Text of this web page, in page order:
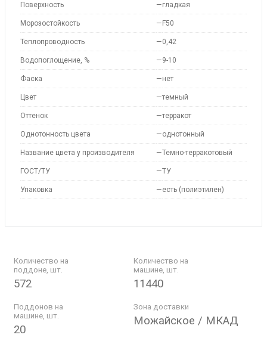
Поверхность —гладкая
Морозостойкость — F50
Теплопроводность —0,42
Водопоглощение, % —9-10
Фаска —нет
Цвет —темный
Оттенок —терракот
Однотонность цвета —однотонный
Название цвета у производителя —Темно-терракотовый
ГОСТ/ТУ —ТУ
Упаковка —есть (полиэтилен)
Количество на
поддоне, шт.
572
Количество на
машине, шт.
11440
Поддонов на
машине, шт.
20
Зона доставки
Можайское / МКАД